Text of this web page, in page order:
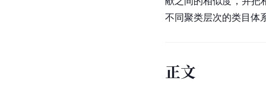
不同聚类层次的类目体
正文